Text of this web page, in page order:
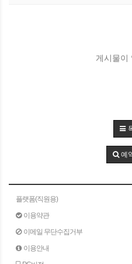
게시물이
예
플랫폼(직원용)
이용약관
이메일 무단수집거부
이용안내